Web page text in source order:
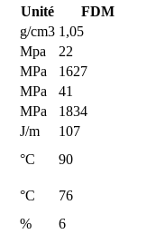
Unité
FDM
g/cm3 1,05
Mpa
22
MPa
1627
MPa
41
MPa
1834
J/m
107
°C
90
°C
76
%
6